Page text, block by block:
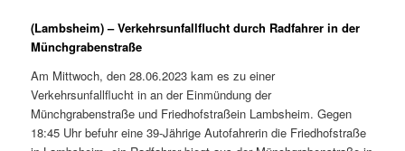
(Lambsheim) – Verkehrsunfallflucht durch Radfahrer in der
Münchgrabenstraße
Am Mittwoch, den 28.06.2023 kam es zu einer
Verkehrsunfallflucht in an der Einmündung der
Münchgrabenstraße und Friedhofstraßein Lambsheim. Gegen
18:45 Uhr befuhr eine 39-Jährige Autofahrerin die Friedhofstraße